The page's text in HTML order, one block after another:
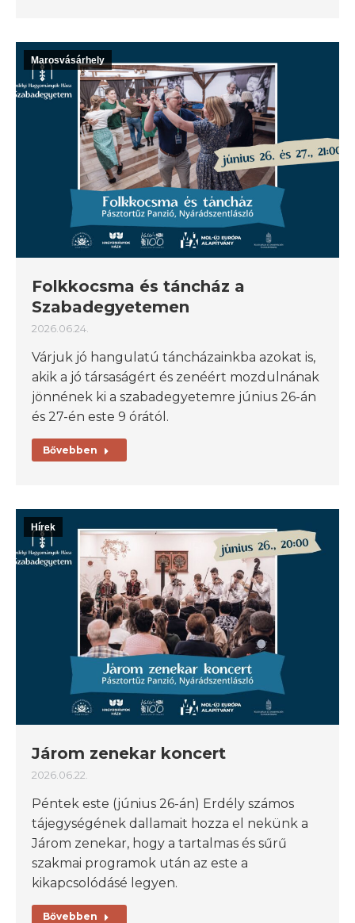
Marosvásárhely
Folkkocsma és táncház a
Szabadegyetemen
2026.06.24.
Várjuk jó hangulatú táncházainkba azokat is,
akik a jó társaságért és zenéért mozdulnának
jönnének ki a szabadegyetemre június 26-án
és 27-én este 9 órától.
Bővebben
Hírek
Járom zenekar koncert
2026.06.22.
Péntek este (június 26-án) Erdély számos
tájegységének dallamait hozza el nekünk a
Járom zenekar, hogy a tartalmas és sűrű
szakmai programok után az este a
kikapcsolódásé legyen.
Bővebben